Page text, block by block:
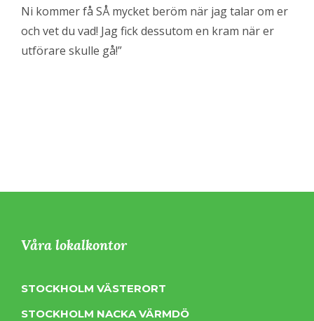
Ni kommer få SÅ mycket beröm när jag talar om er
och vet du vad! Jag fick dessutom en kram när er
utförare skulle gå!”
Våra lokalkontor
STOCKHOLM VÄSTERORT
STOCKHOLM NACKA VÄRMDÖ